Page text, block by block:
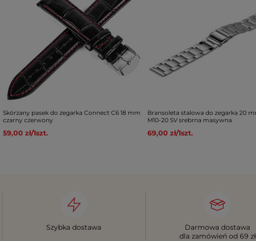
Skórzany pasek do zegarka Connect C6 18 mm
czarny czerwony
59,00 zł/1szt.
Bransoleta stalowa do zegarka 20
M10-20 SV srebrna masywna
69,00 zł/1szt.
Szybka dostawa
Darmowa dostawa
dla zamówień od 69 zł